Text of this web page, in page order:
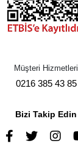
Müşteri Hizmetleri
0216 385 43 85
Bizi Takip Edin